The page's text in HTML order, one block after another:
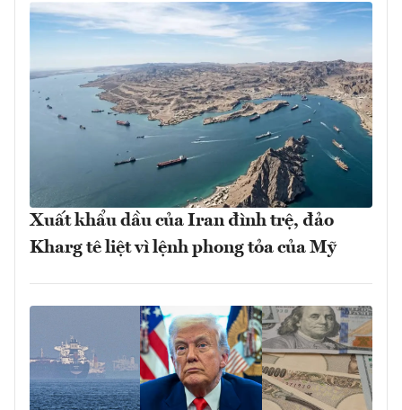
Xuất khẩu dầu của Iran đình trệ, đảo
Kharg tê liệt vì lệnh phong tỏa của Mỹ